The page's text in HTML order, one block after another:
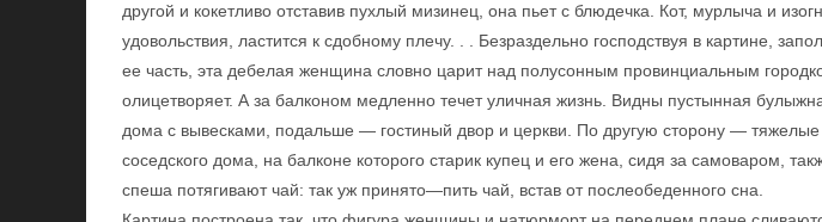
другой и кокетливо отставив пухлый мизинец, она пьет с блюдечка. Кот, мурлыча и
удовольствия, ластится к сдобному плечу. . . Безраздельно господствуя в картине,
ее часть, эта дебелая женщина словно царит над полусонным провинциальным
олицетворяет. А за балконом медленно течет уличная жизнь. Видны пустынная
дома с вывесками, подальше — гостиный двор и церкви. По другую сторону — тяжелые
соседского дома, на балконе которого старик купец и его жена, сидя за самоваром,
спеша потягивают чай: так уж принято—пить чай, встав от послеобеденного сна.